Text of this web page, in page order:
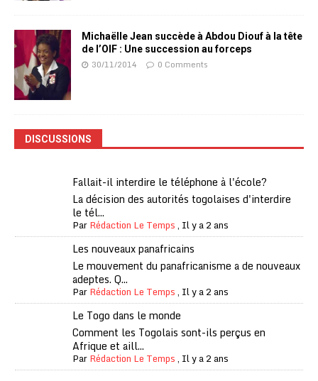
Michaëlle Jean succède à Abdou Diouf à la tête
de l’OIF : Une succession au forceps
30/11/2014 0 Comments
DISCUSSIONS
Fallait-il interdire le téléphone à l'école?
La décision des autorités togolaises d'interdire
le tél...
ParRédaction Le Temps, Il y a 2 ans
Les nouveaux panafricains
Le mouvement du panafricanisme a de nouveaux
adeptes. Q...
ParRédaction Le Temps, Il y a 2 ans
Le Togo dans le monde
Comment les Togolais sont-ils perçus en
Afrique et aill...
ParRédaction Le Temps, Il y a 2 ans